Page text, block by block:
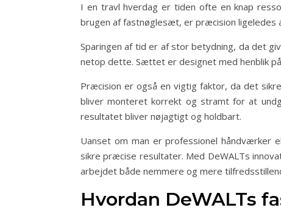
I en travl hverdag er tiden ofte en knap
brugen af fastnøglesæt, er præcision ligeledes
Sparingen af tid er af stor betydning, da det
netop dette. Sættet er designet med henblik
Præcision er også en vigtig faktor, da det
bliver monteret korrekt og stramt for at
resultatet bliver nøjagtigt og holdbart.
Uanset om man er professionel
sikre præcise resultater. Med DeWALTs
arbejdet både nemmere og mere
Hvordan DeWALTs